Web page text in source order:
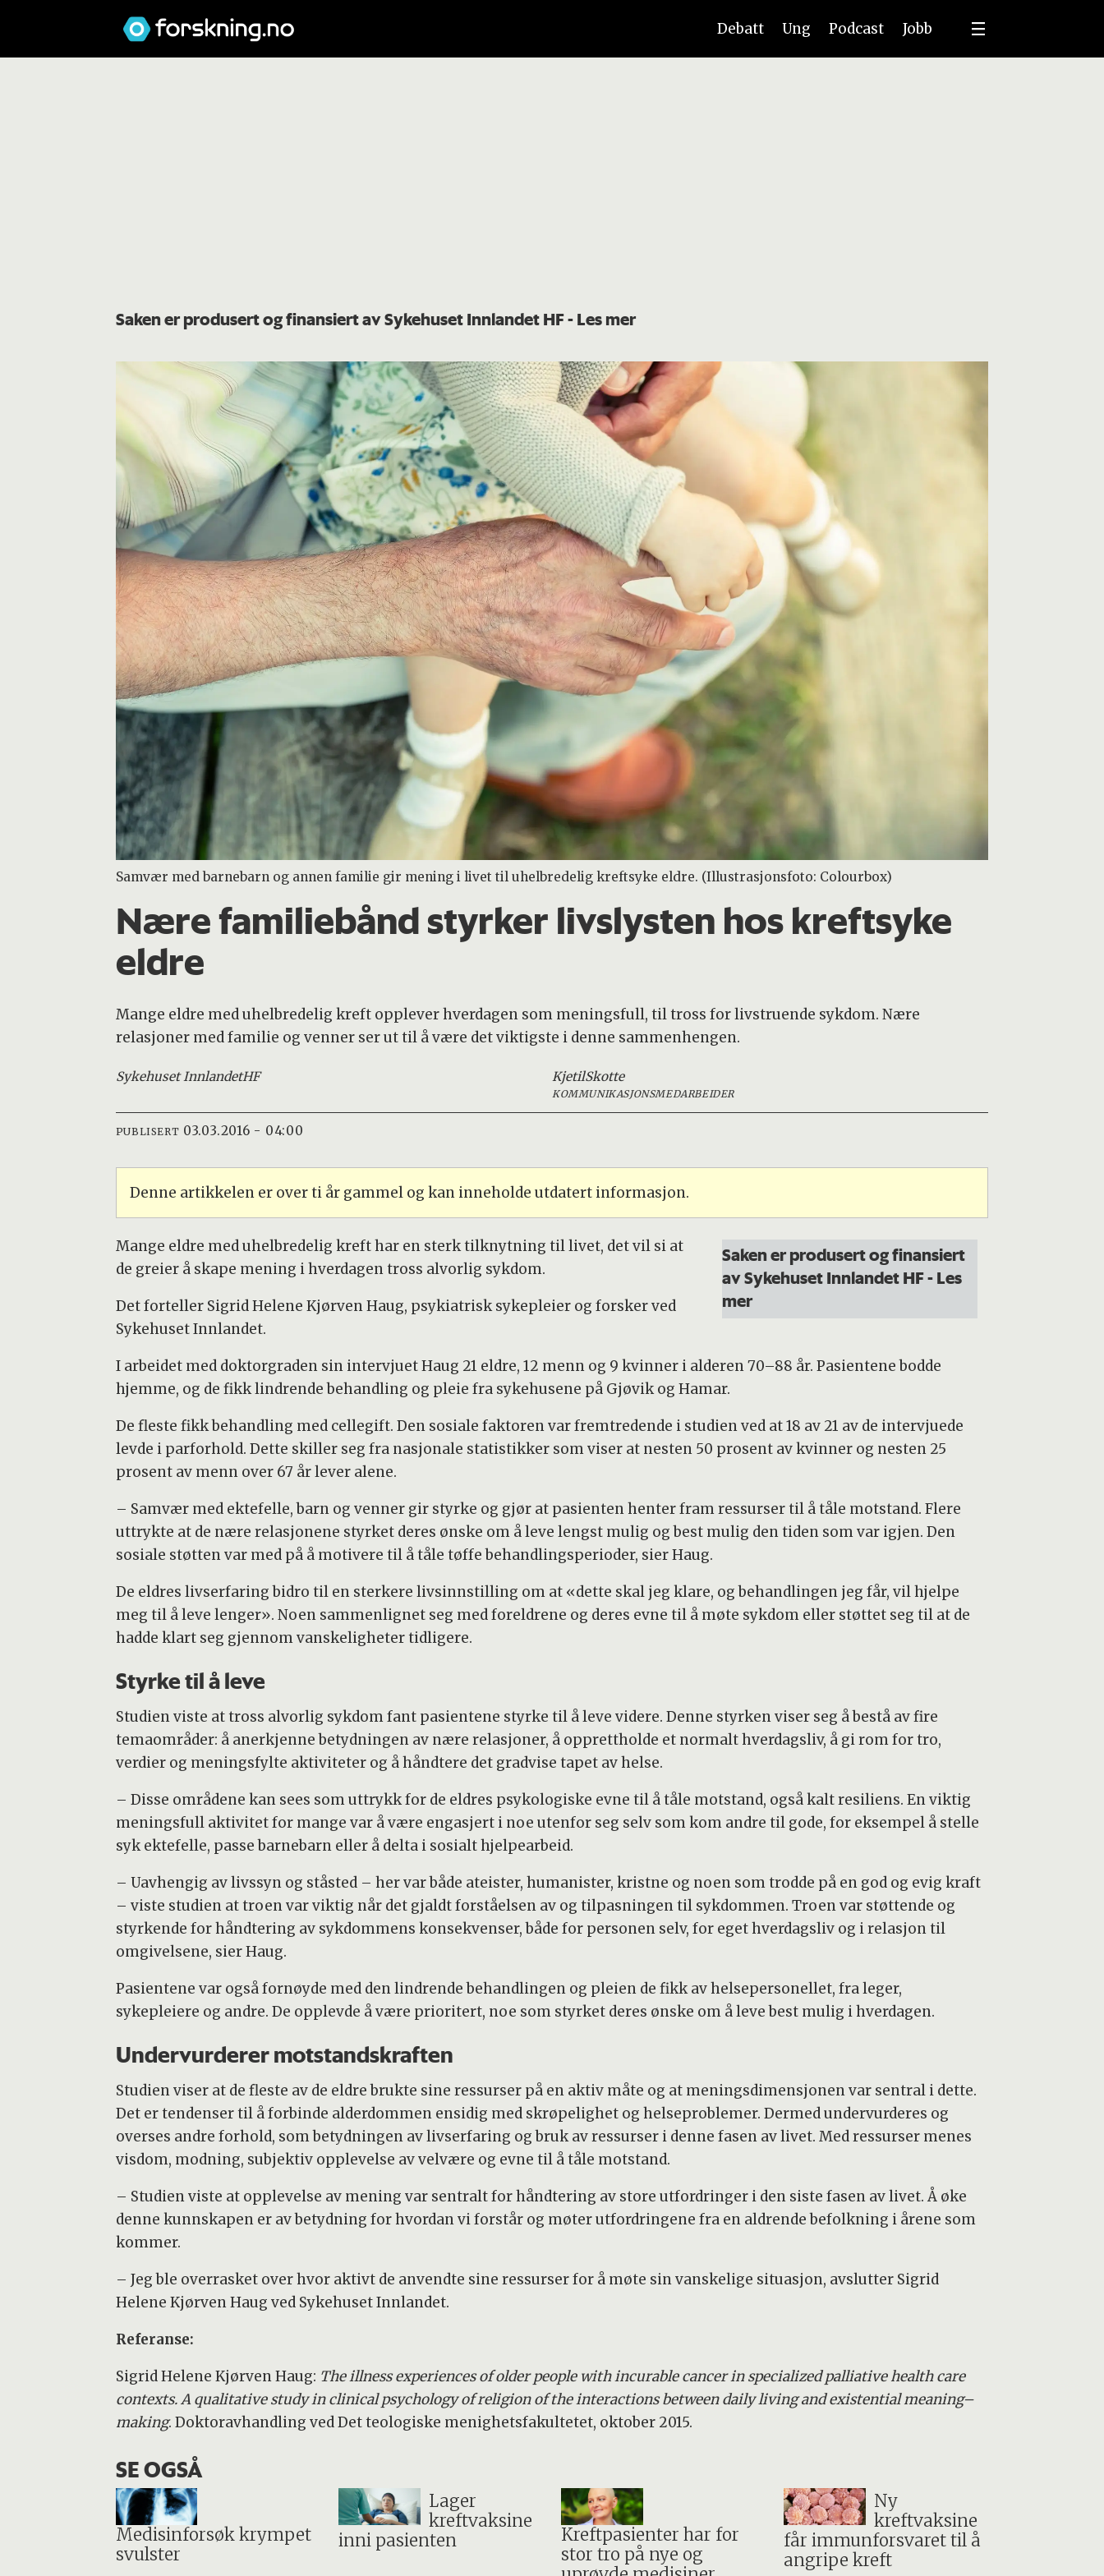
Debatt Ung Podcast Jobb
Saken er produsert og finansiert av Sykehuset Innlandet HF- Les mer
Samvær med barnebarn og annen familie gir mening i livet til uhelbredelig kreftsyke eldre. (Illustrasjonsfoto: Colourbox)
Nære familiebånd styrker livslysten hos kreftsyke
eldre
Mange eldre med uhelbredelig kreft opplever hverdagen som meningsfull, til tross for livstruende sykdom. Nære
relasjoner med familie og venner ser ut til å være det viktigste i denne sammenhengen.
Sykehuset InnlandetHF KjetilSkotte
KOMMUNIKASJONSMEDARBEIDER
PUBLISERT 03.03.2016 - 04:00
Denne artikkelen er over ti år gammel og kan inneholde utdatert informasjon.
Saken er produsert og finansiert
av Sykehuset Innlandet HF- Les
mer
Mange eldre med uhelbredelig kreft har en sterk tilknytning til livet, det vil si at
de greier å skape mening i hverdagen tross alvorlig sykdom.
Det forteller Sigrid Helene Kjørven Haug, psykiatrisk sykepleier og forsker ved
Sykehuset Innlandet.
I arbeidet med doktorgraden sin intervjuet Haug 21 eldre, 12 menn og 9 kvinner i alderen 70–88 år. Pasientene bodde
hjemme, og de fikk lindrende behandling og pleie fra sykehusene på Gjøvik og Hamar.
De fleste fikk behandling med cellegift. Den sosiale faktoren var fremtredende i studien ved at 18 av 21 av de intervjuede
levde i parforhold. Dette skiller seg fra nasjonale statistikker som viser at nesten 50 prosent av kvinner og nesten 25
prosent av menn over 67 år lever alene.
– Samvær med ektefelle, barn og venner gir styrke og gjør at pasienten henter fram ressurser til å tåle motstand. Flere
uttrykte at de nære relasjonene styrket deres ønske om å leve lengst mulig og best mulig den tiden som var igjen. Den
sosiale støtten var med på å motivere til å tåle tøffe behandlingsperioder, sier Haug.
De eldres livserfaring bidro til en sterkere livsinnstilling om at «dette skal jeg klare, og behandlingen jeg får, vil hjelpe
meg til å leve lenger». Noen sammenlignet seg med foreldrene og deres evne til å møte sykdom eller støttet seg til at de
hadde klart seg gjennom vanskeligheter tidligere.
Styrke til å leve
Studien viste at tross alvorlig sykdom fant pasientene styrke til å leve videre. Denne styrken viser seg å bestå av fire
temaområder: å anerkjenne betydningen av nære relasjoner, å opprettholde et normalt hverdagsliv, å gi rom for tro,
verdier og meningsfylte aktiviteter og å håndtere det gradvise tapet av helse.
– Disse områdene kan sees som uttrykk for de eldres psykologiske evne til å tåle motstand, også kalt resiliens. En viktig
meningsfull aktivitet for mange var å være engasjert i noe utenfor seg selv som kom andre til gode, for eksempel å stelle
syk ektefelle, passe barnebarn eller å delta i sosialt hjelpearbeid.
– Uavhengig av livssyn og ståsted – her var både ateister, humanister, kristne og noen som trodde på en god og evig kraft
– viste studien at troen var viktig når det gjaldt forståelsen av og tilpasningen til sykdommen. Troen var støttende og
styrkende for håndtering av sykdommens konsekvenser, både for personen selv, for eget hverdagsliv og i relasjon til
omgivelsene, sier Haug.
Pasientene var også fornøyde med den lindrende behandlingen og pleien de fikk av helsepersonellet, fra leger,
sykepleiere og andre. De opplevde å være prioritert, noe som styrket deres ønske om å leve best mulig i hverdagen.
Undervurderer motstandskraften
Studien viser at de fleste av de eldre brukte sine ressurser på en aktiv måte og at meningsdimensjonen var sentral i dette.
Det er tendenser til å forbinde alderdommen ensidig med skrøpelighet og helseproblemer. Dermed undervurderes og
overses andre forhold, som betydningen av livserfaring og bruk av ressurser i denne fasen av livet. Med ressurser menes
visdom, modning, subjektiv opplevelse av velvære og evne til å tåle motstand.
– Studien viste at opplevelse av mening var sentralt for håndtering av store utfordringer i den siste fasen av livet. Å øke
denne kunnskapen er av betydning for hvordan vi forstår og møter utfordringene fra en aldrende befolkning i årene som
kommer.
– Jeg ble overrasket over hvor aktivt de anvendte sine ressurser for å møte sin vanskelige situasjon, avslutter Sigrid
Helene Kjørven Haug ved Sykehuset Innlandet.
Referanse:
Sigrid Helene Kjørven Haug: The illness experiences of older people with incurable cancer in specialized palliative health care
contexts. A qualitative study in clinical psychology of religion of the interactions between daily living and existential meaning–
making. Doktoravhandling ved Det teologiske menighetsfakultetet, oktober 2015.
SE OGSÅ
Medisinforsøk krympet
svulster
Lager
kreftvaksine
inni pasienten
Kreftpasienter har for
stor tro på nye og
Ny
kreftvaksine
får immunforsvaret til å
angripe kreft